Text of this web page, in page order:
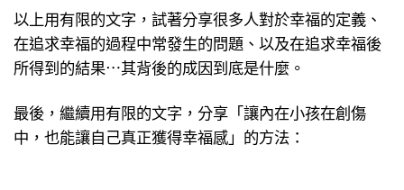
以上用有限的文字，試著分享很多人對於幸福的定義、
在追求幸福的過程中常發生的問題、以及在追求幸福後
所得到的結果⋯其背後的成因到底是什麼。
最後，繼續用有限的文字，分享「讓內在小孩在創傷
中，也能讓自己真正獲得幸福感」的方法：